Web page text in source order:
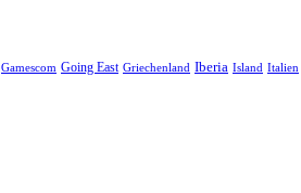
Gamescom Going East Griechenland Iberia Island Italien